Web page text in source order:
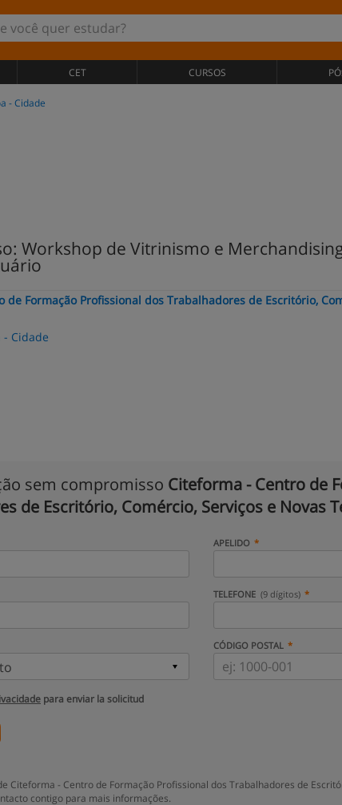
CET CURSOS
- Cidade
Workshop de Vitrinismo e
de Formação Profissional dos Trabalhadores de Escritório,
- Cidade
sem compromisso Citeforma - Centro de
de Escritório, Comércio, Serviços e Novas
APELIDO
TELEFONE (9 dígitos)
CÓDIGO POSTAL
para enviar la solicitud
Citeforma - Centro de Formação Profissional dos Trabalhadores de
contigo para mais informações.